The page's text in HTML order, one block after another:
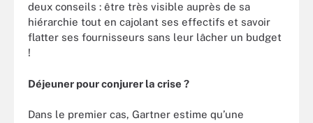
deux conseils : être très visible auprès de sa
hiérarchie tout en cajolant ses effectifs et savoir
flatter ses fournisseurs sans leur lâcher un budget
!
Déjeuner pour conjurer la crise ?
Dans le premier cas, Gartner estime qu’une